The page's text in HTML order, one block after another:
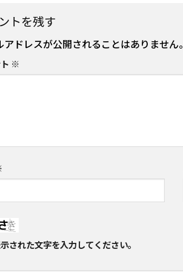
トを残す
アドレスが公開されることはありません。
※
示された文字を入力してください。